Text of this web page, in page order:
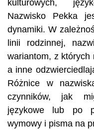
kulturowych,
Nazwisko Pekka
dynamiki. W
linii rodzinnej,
wariantom, z których
a inne
Różnice w
czynników, jak
językowe lub po
wymowy i pisma na